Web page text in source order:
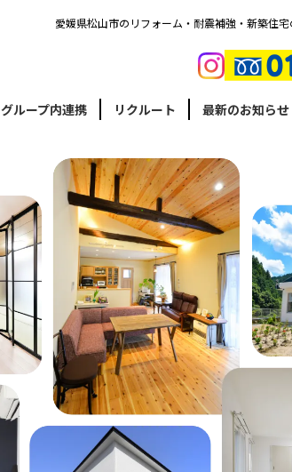
愛媛県松山市のリフォーム・耐震補強・新築住
グループ内連携 リクルート 最新のお知らせ